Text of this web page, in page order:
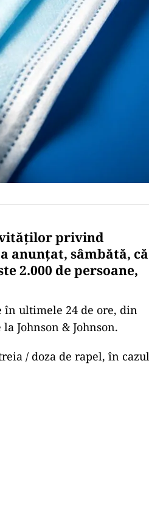
privind
anunţat, sâmbătă, că
2.000 de persoane,
în ultimele 24 de ore, din
Johnson & Johnson.
/ doza de rapel, în cazul